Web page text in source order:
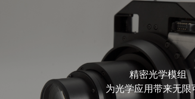
精密光学模组
为光学应用带来无限